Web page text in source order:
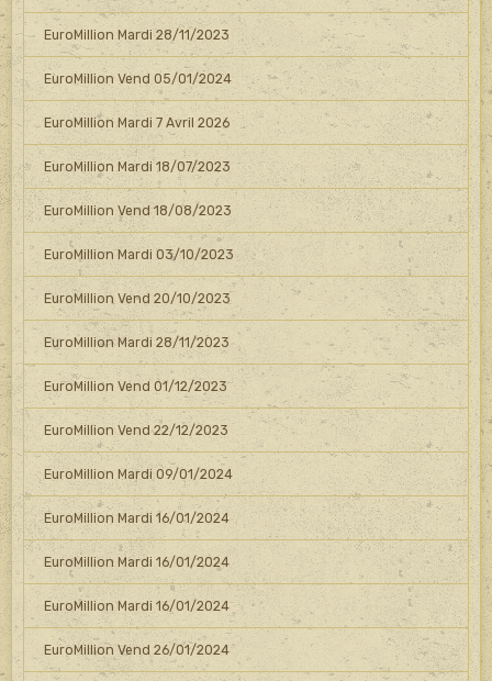
EuroMillion Mardi 28/11/2023
EuroMillion Vend 05/01/2024
EuroMillion Mardi 7 Avril 2026
EuroMillion Mardi 18/07/2023
EuroMillion Vend 18/08/2023
EuroMillion Mardi 03/10/2023
EuroMillion Vend 20/10/2023
EuroMillion Mardi 28/11/2023
EuroMillion Vend 01/12/2023
EuroMillion Vend 22/12/2023
EuroMillion Mardi 09/01/2024
EuroMillion Mardi 16/01/2024
EuroMillion Mardi 16/01/2024
EuroMillion Mardi 16/01/2024
EuroMillion Vend 26/01/2024